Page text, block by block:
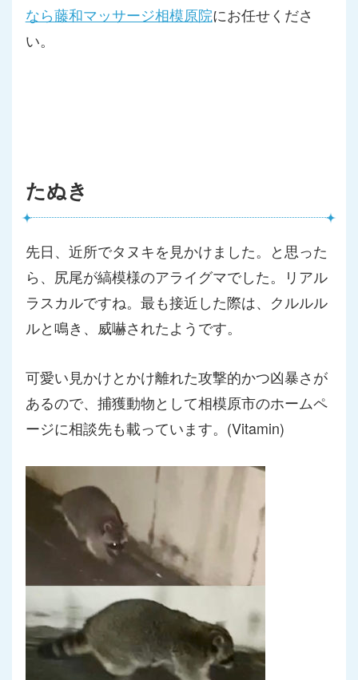
なら藤和マッサージ相模原院にお任せくださ
い。
たぬき
先日、近所でタヌキを見かけました。と思った
ら、 尻尾が縞模様のアライグマでした。リアル
ラスカルですね。 最も接近した際は、クルルル
ルと鳴き、威嚇されたようです。
可愛い見かけとかけ離れた攻撃的かつ凶暴さが
あるので、 捕獲動物として相模原市のホームペ
ージに相談先も載っています。(Vitamin)